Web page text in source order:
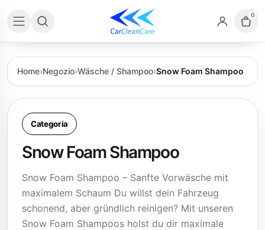
0
Home›Negozio›Wäsche / Shampoo›Snow Foam Shampoo
Categoria
Snow Foam Shampoo
Snow Foam Shampoo – Sanfte Vorwäsche mit
maximalem Schaum Du willst dein Fahrzeug
schonend, aber gründlich reinigen? Mit unseren
Snow Foam Shampoos holst du dir maximale